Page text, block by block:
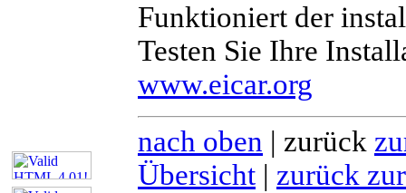
Funktioniert der
Testen Sie Ihre
www.eicar.org
nach oben | zurück
Übersicht | zurück